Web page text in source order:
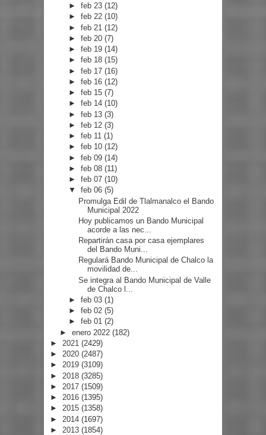
►feb 23(12)
►feb 22(10)
►feb 21(12)
►feb 20(7)
►feb 19(14)
►feb 18(15)
►feb 17(16)
►feb 16(12)
►feb 15(7)
►feb 14(10)
►feb 13(3)
►feb 12(3)
►feb 11(1)
►feb 10(12)
►feb 09(14)
►feb 08(11)
►feb 07(10)
▼feb 06(5)
Promulga Edil de Tlalmanalco el Bando
Municipal 2022
Hoy publicamos un Bando Municipal
acorde a las nec...
Repartirán casa por casa ejemplares
del Bando Muni...
Regulará Bando Municipal de Chalco la
movilidad de...
Se integra al Bando Municipal de Valle
de Chalco l...
►feb 03(1)
►feb 02(5)
►feb 01(2)
► enero 2022 (182)
► 2021 (2429)
► 2020 (2487)
► 2019 (3109)
► 2018 (3285)
► 2017 (1509)
► 2016 (1395)
► 2015 (1358)
► 2014 (1697)
► 2013 (1854)